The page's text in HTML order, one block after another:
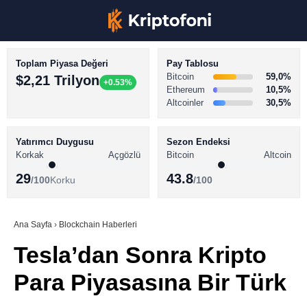
Youtube
TikTok
BİTCOİN HABERLERİ
ALTCOİN HABERLERİ
SÖZLÜK
Toplam Piyasa Değeri
$2,21 Trilyon +0.53%
Pay Tablosu
Bitcoin
59,0%
Ethereum
10,5%
Altcoinler
30,5%
Yatırımcı Duygusu
Korkak
Açgözlü
29/100Korku
Sezon Endeksi
Bitcoin
Altcoin
43.8/100
Ana Sayfa › Blockchain Haberleri
Tesla’dan Sonra Kripto
Para Piyasasına Bir Türk